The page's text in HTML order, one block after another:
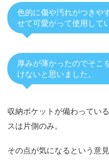
色的に傷や汚れがつきや
せて可愛がって使用して
厚みが薄かったのでそこ
けないと思いました。
収納ポケットが備わってい
スは片側のみ。
その点が気になるという意見